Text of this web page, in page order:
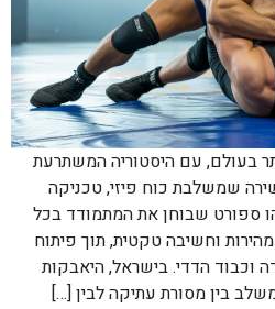
בעולם, עם היסטוריה המשתרעת
שמשלבת כוח פיזי, טכניקה
ספורט שבוחן את המתמודד בכל
וחשיבה טקטית, תוך פיתוח
הדדי. בישראל, היאבקות
בין מסורת עתיקה לבין […]